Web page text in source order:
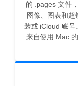
的 .pages 文件
图像、图表和
装或 iCloud 账号
来自使用 Mac